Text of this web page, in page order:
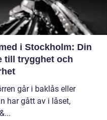
i Stockholm: Din
till trygghet och
går i baklås eller
har gått av i låset,